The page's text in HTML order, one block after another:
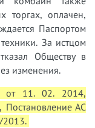
торгах, оплачен,
Паспортом
За истцом
Обществу в
изменения.
от 11. 02. 2014,
АС
2013.